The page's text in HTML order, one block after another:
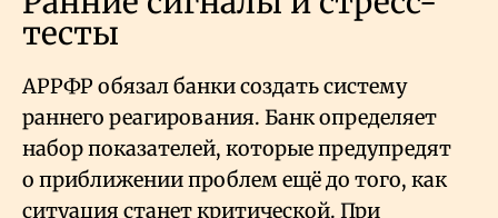
тесты
АРРФР обязал банки создать систему
раннего реагирования. Банк определяет
набор показателей, которые предупредят
о приближении проблем ещё до того, как
ситуация станет критической. При